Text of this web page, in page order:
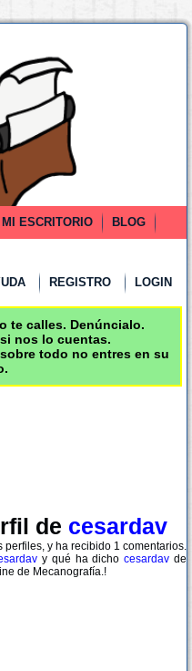
MI ESCRITORIO
BLOG
REGISTRO LOGIN
te calles. Denúncialo.
nos lo cuentas.
todo no entres en su
de cesardav
perfiles, y ha recibido 1 comentarios.
y qué ha dichocesardav de
de Mecanografía.!